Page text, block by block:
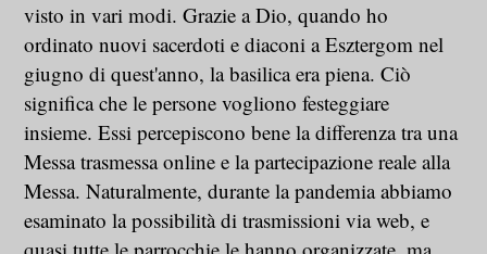
visto in vari modi. Grazie a Dio, quando ho
ordinato nuovi sacerdoti e diaconi a Esztergom nel
giugno di quest'anno, la basilica era piena. Ciò
significa che le persone vogliono festeggiare
insieme. Essi percepiscono bene la differenza tra una
Messa trasmessa online e la partecipazione reale alla
Messa. Naturalmente, durante la pandemia abbiamo
esaminato la possibilità di trasmissioni via web, e